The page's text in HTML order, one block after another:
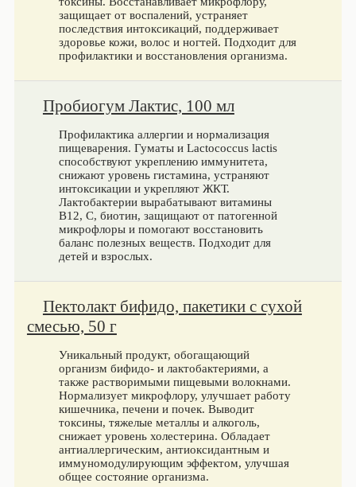
защищает от воспалений, устраняет
последствия интоксикаций, поддерживает
здоровье кожи, волос и ногтей. Подходит для
профилактики и восстановления организма.
Пробиогум Лактис, 100 мл
Профилактика аллергии и нормализация
пищеварения. Гуматы и Lactococcus lactis
способствуют укреплению иммунитета,
снижают уровень гистамина, устраняют
интоксикации и укрепляют ЖКТ.
Лактобактерии вырабатывают витамины
B12, C, биотин, защищают от патогенной
микрофлоры и помогают восстановить
баланс полезных веществ. Подходит для
детей и взрослых.
Пектолакт бифидо, пакетики с сухой
смесью, 50 г
Уникальный продукт, обогащающий
организм бифидо- и лактобактериями, а
также растворимыми пищевыми волокнами.
Нормализует микрофлору, улучшает работу
кишечника, печени и почек. Выводит
токсины, тяжелые металлы и алкоголь,
снижает уровень холестерина. Обладает
антиаллергическим, антиоксидантным и
иммуномодулирующим эффектом, улучшая
общее состояние организма.